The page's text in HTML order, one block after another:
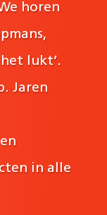
horen
lukt’.
Jaren
in alle